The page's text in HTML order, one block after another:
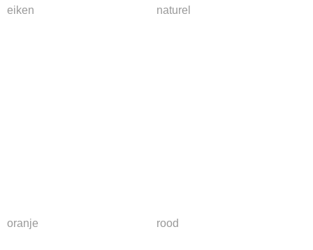
eiken naturel
oranje rood